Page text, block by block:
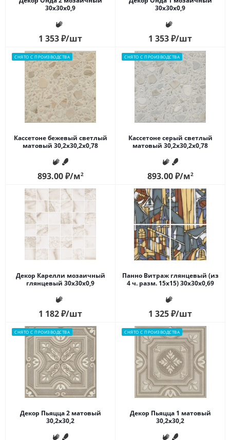
30x30x0,9
1 353₽/шт
30x30x0,9
1 353₽/шт
СНЯТО С ПРОИЗВОДСТВА
Кассетоне бежевый светлый
матовый 30,2x30,2x0,78
893.00₽/м2
СНЯТО С ПРОИЗВОДСТВА
Кассетоне серый светлый
матовый 30,2x30,2x0,78
893.00₽/м2
Декор Карелли мозаичный
глянцевый 30x30x0,9
1 182₽/шт
Панно Витраж глянцевый (из
4 ч. разм. 15х15) 30х30x0,69
1 325₽/шт
СНЯТО С ПРОИЗВОДСТВА
Декор Пьяцца 2 матовый
30,2x30,2
СНЯТО С ПРОИЗВОДСТВА
Декор Пьяцца 1 матовый
30,2x30,2